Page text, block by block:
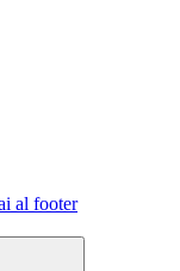
al footer